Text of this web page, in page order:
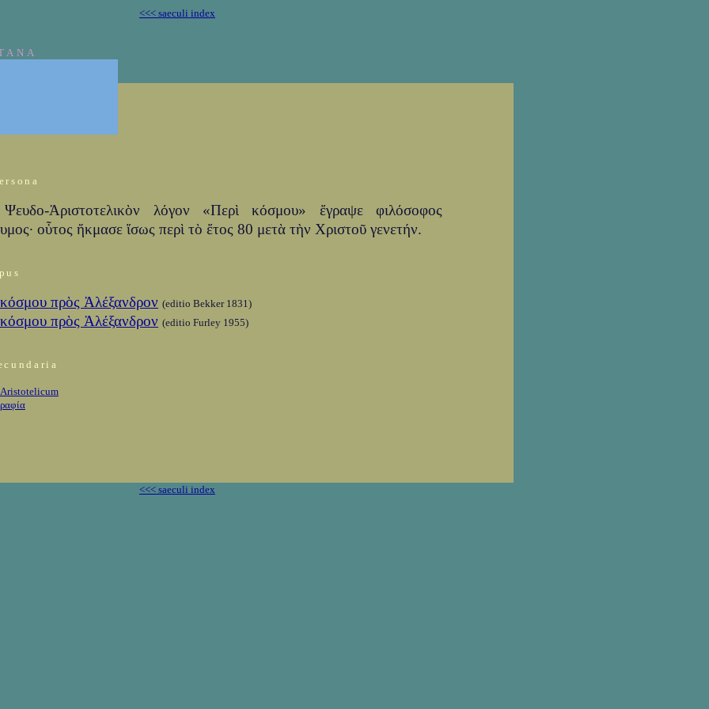
<<< saeculi index
Ἀριστοτελικὸν λόγον «Περὶ κόσμου» ἔγραψε φιλόσοφος
οὗτος ἤκμασε ἴσως περὶ τὸ ἔτος 80 μετὰ τὴν Χριστοῦ γενετήν.
πρὸς Ἀλέξανδρον (editio Bekker 1831)
πρὸς Ἀλέξανδρον (editio Furley 1955)
<<< saeculi index